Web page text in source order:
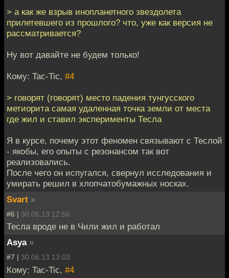
> а как же взрыв инопланетного звездолета
прилетевшего из прошлого? что, уже как версия не
рассматривается?
Ну вот давайте не будем только!
Кому: Tac-Tic, #4
> говорят (говорят) место падения тунгусского
метиорита самая удаленная точка земли от места
где жил и ставил эксперименты Тесла
Я в курсе, почему этот феномен связывают с Теслой
- якобы, его опыты с резонансом так вот
реализовались.
После чего он испугался, свернул исследования и
умирать решил в хлопчатобумажных носках.
Svart »
#6 | 30.06.13 12:56
Тесла вроде не в Чили жил и работал
Asya »
#7 | 30.06.13 13:03
Кому: Tac-Tic, #4